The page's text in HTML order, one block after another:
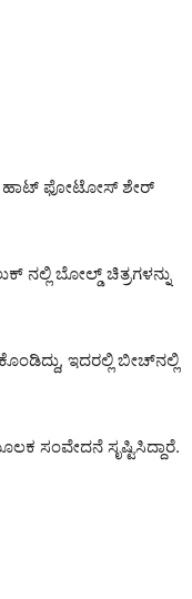
ಹಾಟ್ ಫೋಟೋಸ್ ಶೇರ್
ನಲ್ಲಿ ಬೋಲ್ಡ್ ಚಿತ್ರಗಳನ್ನು
ಇದರಲ್ಲಿ ಬೀಚ್‌ನಲ್ಲಿ
ಸಂವೇದನೆ ಸೃಷ್ಟಿಸಿದ್ದಾರೆ.